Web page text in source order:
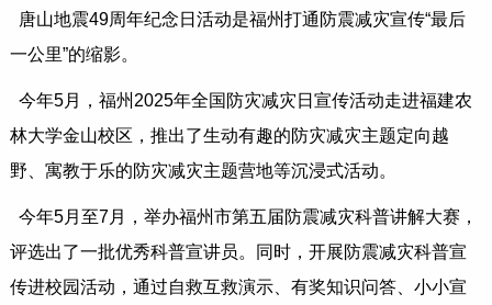
唐山地震49周年纪念日活动是福州打通防震减灾宣传“最后
一公里”的缩影。
今年5月，福州2025年全国防灾减灾日宣传活动走进福建农
林大学金山校区，推出了生动有趣的防灾减灾主题定向越
野、寓教于乐的防灾减灾主题营地等沉浸式活动。
今年5月至7月，举办福州市第五届防震减灾科普讲解大赛，
评选出了一批优秀科普宣讲员。同时，开展防震减灾科普宣
传进校园活动，通过自救互救演示、有奖知识问答、小小宣